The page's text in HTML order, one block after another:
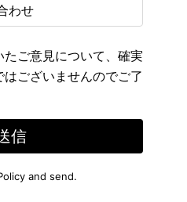
わせ
ご意見について、確実
ございませんのでご了
信
and send.